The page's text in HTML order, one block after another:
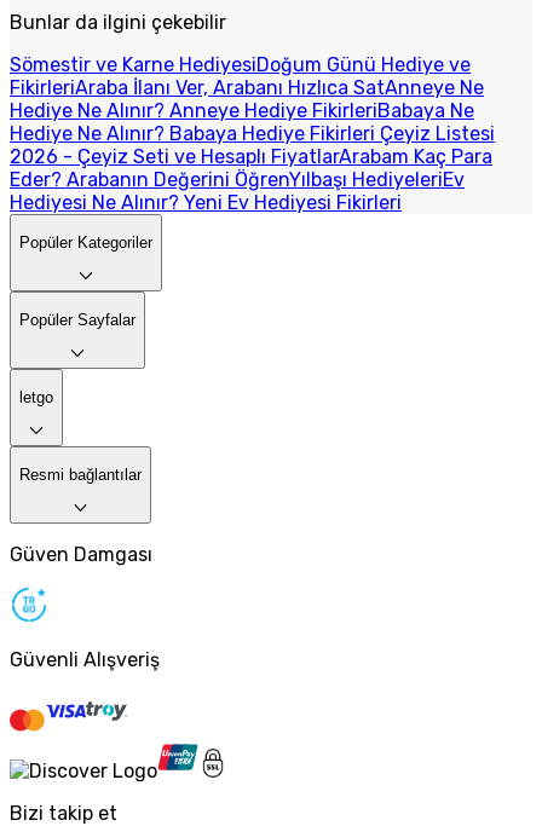
Bunlar da ilgini çekebilir
Sömestir ve Karne HediyesiDoğum Günü Hediye ve
FikirleriAraba İlanı Ver, Arabanı Hızlıca SatAnneye Ne
Hediye Ne Alınır? Anneye Hediye FikirleriBabaya Ne
Hediye Ne Alınır? Babaya Hediye Fikirleri Çeyiz Listesi
2026 - Çeyiz Seti ve Hesaplı FiyatlarArabam Kaç Para
Eder? Arabanın Değerini ÖğrenYılbaşı HediyeleriEv
Hediyesi Ne Alınır? Yeni Ev Hediyesi Fikirleri
Popüler Kategoriler
Popüler Sayfalar
letgo
Resmi bağlantılar
Güven Damgası
Güvenli Alışveriş
Bizi takip et